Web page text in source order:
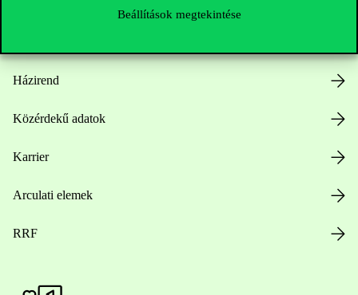
Beállítások megtekintése
Házirend
Közérdekű adatok
Karrier
Arculati elemek
RRF